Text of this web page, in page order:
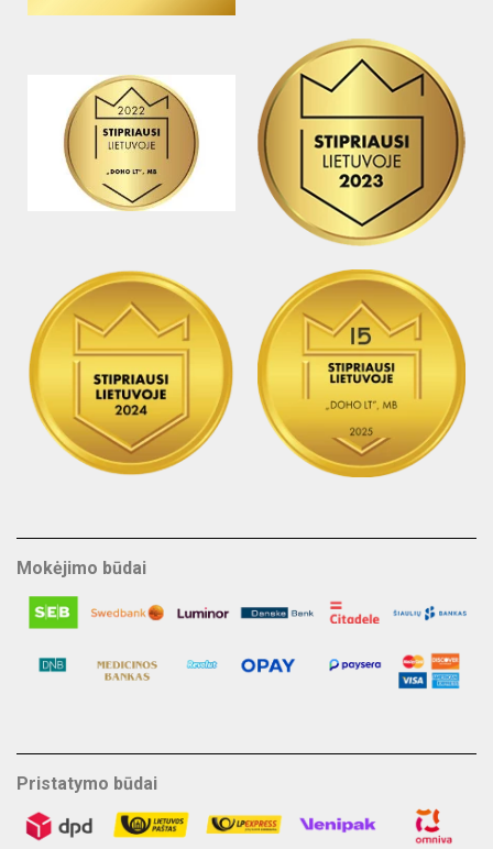
Mokėjimo būdai
Pristatymo būdai